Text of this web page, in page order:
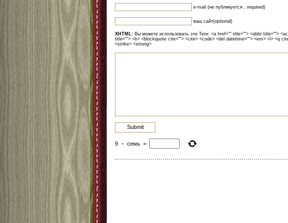
e-mail (не публикуется , required)
ваш сайт(optional)
XHTML: Вы можете использовать эти Теги: <a href="" title=""> <abbr title="">
title=""> <b> <blockquote cite=""> <cite> <code> <del datetime=""> <em> <i> <q
<strike> <strong>
9 − семь =